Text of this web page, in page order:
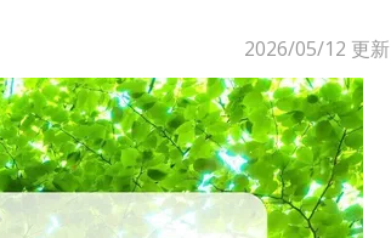
2026/05/12 更新